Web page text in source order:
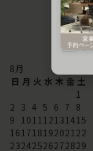
配
8月
日 月 火 水 木 金 土
1
2 3 4 5 6 7 8
9 101112131415
16171819202122
23242526272829